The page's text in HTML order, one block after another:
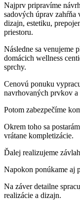
Najprv pripravíme
sadových úprav zahŕňa
dizajn, estetiku,
priestoru.
Následne sa venujeme
domácich wellness
sprchy.
Cenovú ponuku
navrhovaných prvkov
Potom zabezpečíme
Okrem toho sa
vrátane kompletizácie.
Ďalej realizujeme
Napokon ponúkame aj
Na záver detailne
realizácie a dizajn.